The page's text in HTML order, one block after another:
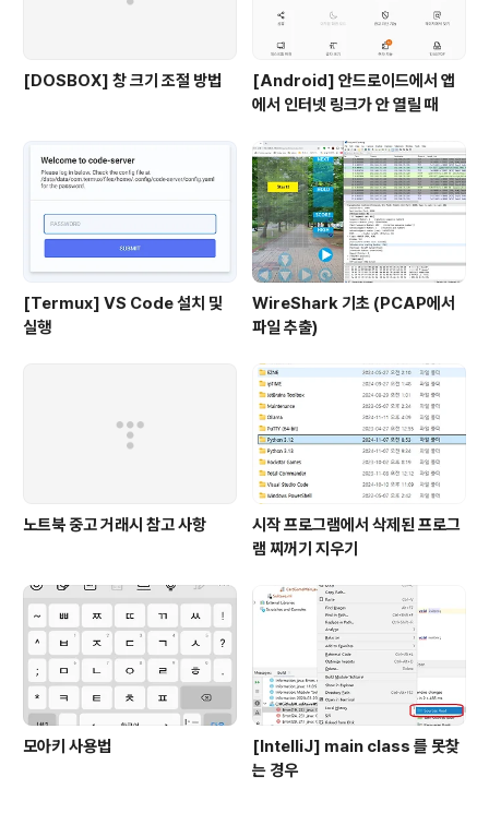
[DOSBOX] 창 크기 조절 방법
[Android] 안드로이드에서 앱
에서 인터넷 링크가 안 열릴 때
[Termux] VS Code 설치 및
실행
WireShark 기초 (PCAP에서
파일 추출)
노트북 중고 거래시 참고 사항
시작 프로그램에서 삭제된 프로그
램 찌꺼기 지우기
모아키 사용법
[IntelliJ] main class 를 못찾
는 경우